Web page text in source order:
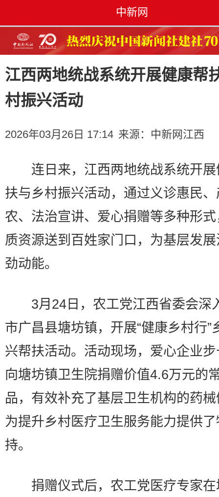
中新网
江西两地统战系统开展健康帮
村振兴活动
2026年03月26日 17:14 来源： 中新网江西
连日来，江西两地统战系统开展
扶与乡村振兴活动，通过义诊惠民
农、法治宣讲、爱心捐赠等多种形
质资源送到百姓家门口，为基层发
劲动能。
3月24日，农工党江西省委会深
市广昌县塘坊镇，开展“健康乡村行”
兴帮扶活动。活动现场，爱心企业
向塘坊镇卫生院捐赠价值4.6万元的
品，有效补充了基层卫生机构的药
为提升乡村医疗卫生服务能力提供
持。
捐赠仪式后，农工党医疗专家在